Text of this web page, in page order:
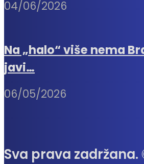
04/06/2026
Na „halo“ više nema
javi…
06/05/2026
Sva prava zadržana.